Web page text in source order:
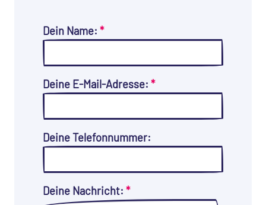
Dein Name: *
Deine E-Mail-Adresse: *
Deine Telefonnummer:
Deine Nachricht: *